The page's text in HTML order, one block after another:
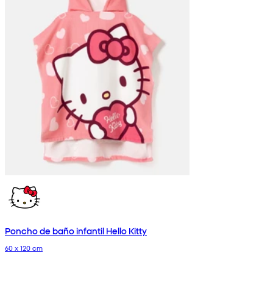
Poncho de baño infantil Hello Kitty
60 x 120 cm